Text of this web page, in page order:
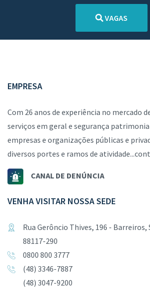
VAGAS
EMPRESA
Com 26 anos de experiência no mercado
serviços em geral e segurança
empresas e organizações públicas e
diversos portes e ramos de atividade...
CANAL DE DENÚNCIA
VENHA VISITAR NOSSA SEDE
Rua Gerôncio Thives, 196 - Barreiros,
88117-290
0800 800 3777
(48) 3346-7887
(48) 3047-9200